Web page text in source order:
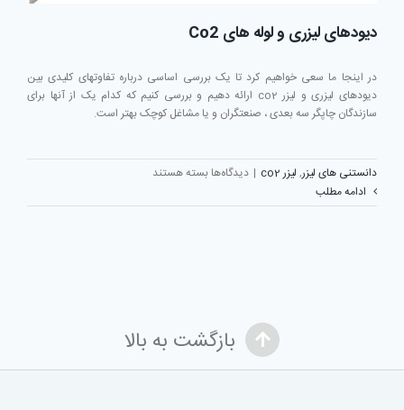
دیودهای لیزری و لوله های Co2
در اینجا ما سعی خواهیم کرد تا یک بررسی اساسی درباره تفاوتهای کلیدی بین
دیودهای لیزری و لیزر co2 ارائه دهیم و بررسی کنیم که کدام یک از آنها برای
سازندگان چاپگر سه بعدی ، صنعتگران و یا مشاغل کوچک بهتر است.
دانستنی های لیزر, لیزر co2 | دیدگاه‌ها برای
لیزری
بسته هستند
ادامه مطلب
بازگشت به بالا